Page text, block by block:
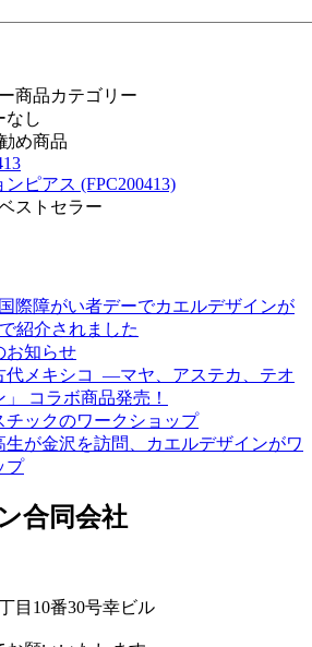
商品カテゴリー
なし
め商品
ピアス (FPC200413)
ストセラー
際障がい者デーでカエルデザインが
紹介されました
お知らせ
代メキシコ ―マヤ、アステカ、テオ
コラボ商品発売！
チックのワークショップ
生が金沢を訪問、カエルデザインがワ
プ
合同会社
目10番30号幸ビル